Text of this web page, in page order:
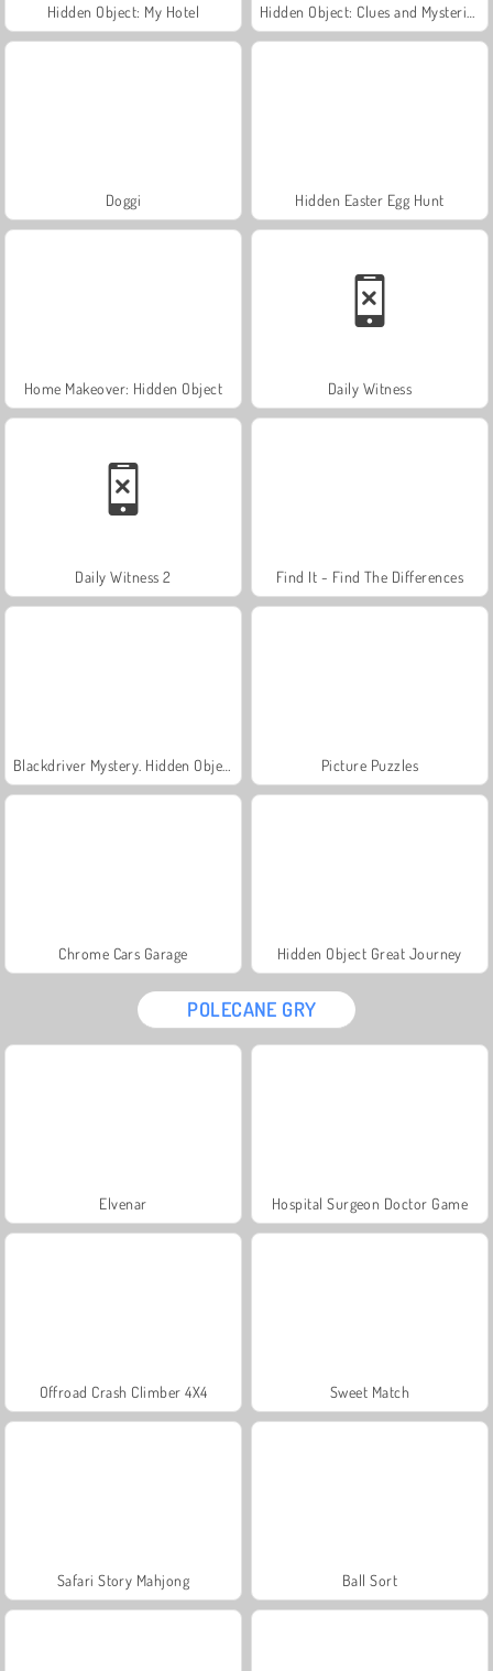
Hidden Object: My Hotel
Doggi Hidden Easter Egg Hunt
Home Makeover: Hidden Object Daily Witness
Daily Witness 2 Find It - Find The Differences
Picture Puzzles
Chrome Cars Garage Hidden Object Great Journey
POLECANE GRY
Elvenar Hospital Surgeon Doctor Game
Offroad Crash Climber 4X4 Sweet Match
Safari Story Mahjong Ball Sort